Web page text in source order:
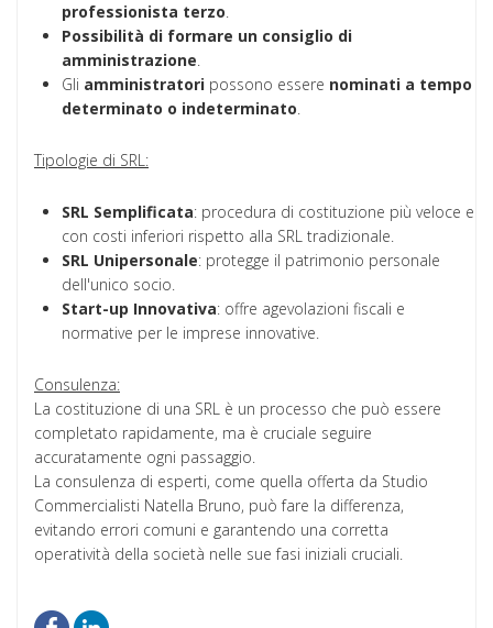
professionista terzo.
Possibilità di formare un consiglio di
amministrazione.
Gli amministratori possono essere nominati a tempo
determinato o indeterminato.
Tipologie di SRL:
SRL Semplificata: procedura di costituzione più veloce e
con costi inferiori rispetto alla SRL tradizionale.
SRL Unipersonale: protegge il patrimonio personale
dell'unico socio.
Start-up Innovativa: offre agevolazioni fiscali e
normative per le imprese innovative.
Consulenza:
La costituzione di una SRL è un processo che può essere
completato rapidamente, ma è cruciale seguire
accuratamente ogni passaggio.
La consulenza di esperti, come quella offerta da Studio
Commercialisti Natella Bruno, può fare la differenza,
evitando errori comuni e garantendo una corretta
operatività della società nelle sue fasi iniziali cruciali.